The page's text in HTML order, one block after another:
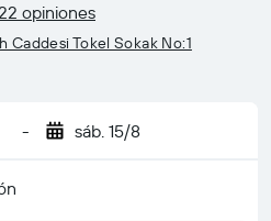
opiniones
Caddesi Tokel Sokak No:1
- sáb. 15/8